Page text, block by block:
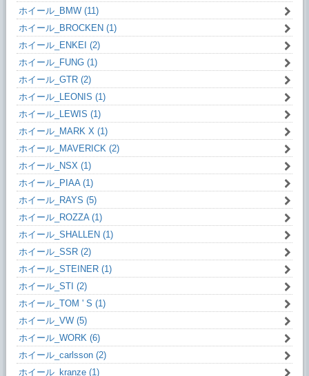
ホイール_BMW (11)
ホイール_BROCKEN (1)
ホイール_ENKEI (2)
ホイール_FUNG (1)
ホイール_GTR (2)
ホイール_LEONIS (1)
ホイール_LEWIS (1)
ホイール_MARK X (1)
ホイール_MAVERICK (2)
ホイール_NSX (1)
ホイール_PIAA (1)
ホイール_RAYS (5)
ホイール_ROZZA (1)
ホイール_SHALLEN (1)
ホイール_SSR (2)
ホイール_STEINER (1)
ホイール_STI (2)
ホイール_TOM ' S (1)
ホイール_VW (5)
ホイール_WORK (6)
ホイール_carlsson (2)
ホイール_kranze (1)